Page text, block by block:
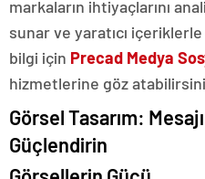
markaların ihtiyaçlarını
sunar ve yaratıcı
bilgi için Precad Medya
hizmetlerine göz
Görsel Tasarım:
Güçlendirin